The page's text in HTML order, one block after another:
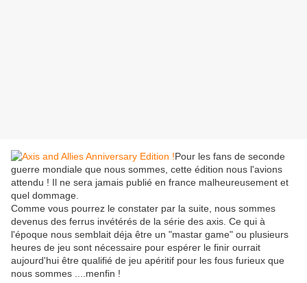
Pour les fans de seconde
guerre mondiale que nous sommes, cette édition nous l'avions
attendu ! Il ne sera jamais publié en france malheureusement et
quel dommage.
Comme vous pourrez le constater par la suite, nous sommes
devenus des ferrus invétérés de la série des axis. Ce qui à
l'époque nous semblait déja être un "mastar game" ou plusieurs
heures de jeu sont nécessaire pour espérer le finir ourrait
aujourd'hui être qualifié de jeu apéritif pour les fous furieux que
nous sommes ....menfin !